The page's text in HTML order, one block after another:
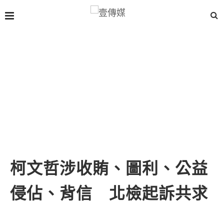
柯文哲涉收賄、圖利、公益
侵佔、背信 北檢起訴共求